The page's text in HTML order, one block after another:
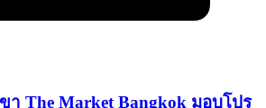
า The Market Bangkok มอบโปร